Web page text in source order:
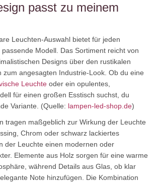
passt zu meinem
Leuchten-Auswahl bietet für jeden
Modell. Das Sortiment reicht von
Designs über den rustikalen
zum angesagten Industrie-Look. Ob du eine
Leuchte oder ein opulentes,
für einen großen Esstisch suchst, du
Variante. (Quelle: lampen-led-shop.de)
tragen maßgeblich zur Wirkung der Leuchte
Chrom oder schwarz lackiertes
der Leuchte einen modernen oder
Elemente aus Holz sorgen für eine warme
während Details aus Glas, ob klar
Note hinzufügen. Die Kombination